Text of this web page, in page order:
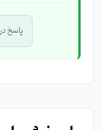
پاسخ در 1395/02/30 توسط